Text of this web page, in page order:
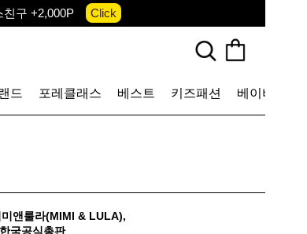
친구 +2,000P
Click
드 포레클래스 베스트 키즈패션 베이비
미앤룰라(MIMI & LULA),
한국공식총판